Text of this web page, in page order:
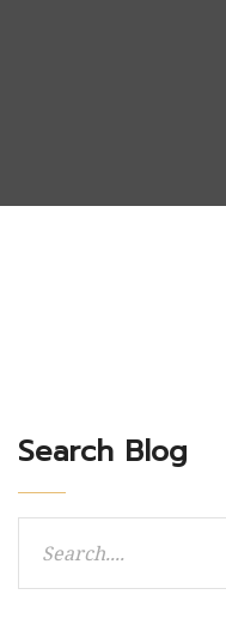
Search Blog